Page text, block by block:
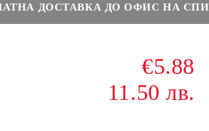
ДОСТАВКА ДО ОФИС НА СПИДИ
€5.88
11.50 лв.